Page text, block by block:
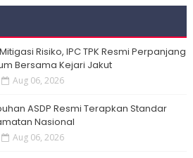
Risiko, IPC TPK Resmi Perpanjang
Bersama Kejari Jakut
Aug 06, 2026
ASDP Resmi Terapkan Standar
Nasional
Aug 06, 2026